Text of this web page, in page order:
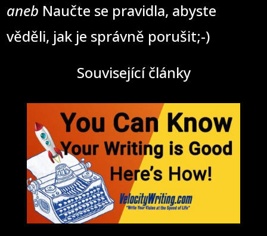
aneb Naučte se pravidla, abyste
věděli, jak je správně porušit;-)
Související články